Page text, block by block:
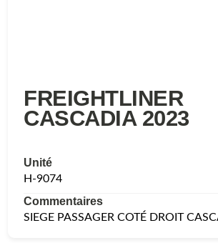
FREIGHTLINER
CASCADIA 2023
Unité
H-9074
Commentaires
SIEGE PASSAGER COTÉ DROIT